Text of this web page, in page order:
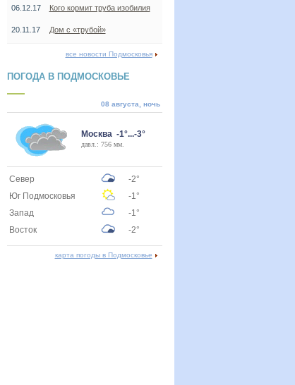
06.12.17 Кого кормит труба изобилия
20.11.17 Дом с «трубой»
все новости Подмосковья
ПОГОДА В ПОДМОСКОВЬЕ
08 августа, ночь
Москва -1°...-3°
давл.: 756 мм.
Север
-2°
Юг Подмосковья
-1°
Запад
-1°
Восток
-2°
карта погоды в Подмосковье